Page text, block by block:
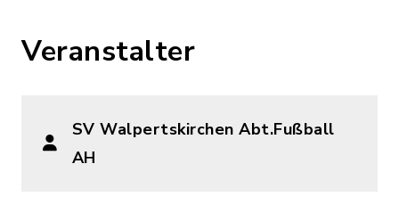
Veranstalter
SV Walpertskirchen Abt.Fußball
AH